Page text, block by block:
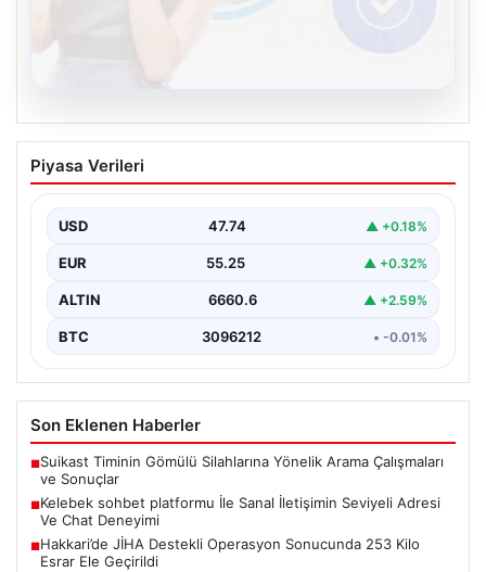
08.08.2026
Kelebek sohbet platformu İle Sanal
İletişimin Seviyeli Adresi Ve Chat
İnternet çağında insanların kaliteli bir tarzda irtibat
Piyasa Verileri
USD 47.74 ▲ +0.18%
EUR 55.25 ▲ +0.32%
ALTIN 6660.6 ▲ +2.59%
BTC 3096212 • -0.01%
Son Eklenen Haberler
■Suikast Timinin Gömülü Silahlarına Yönelik Arama Çalışmaları
ve Sonuçlar
■Kelebek sohbet platformu İle Sanal İletişimin Seviyeli Adresi
Ve Chat Deneyimi
■Hakkari’de JİHA Destekli Operasyon Sonucunda 253 Kilo
Esrar Ele Geçirildi